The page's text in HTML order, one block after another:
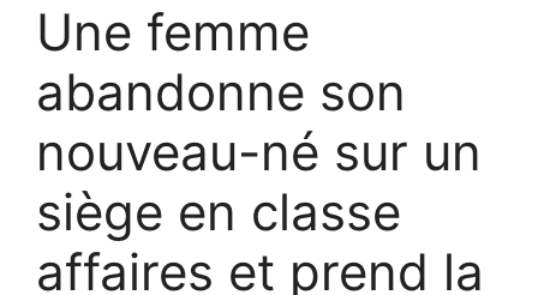
Une femme
abandonne son
nouveau-né sur un
siège en classe
affaires et prend la